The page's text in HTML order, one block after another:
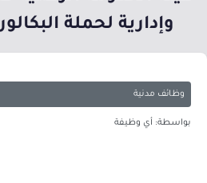
وإدارية لحملة
وظائف مدنية
بواسطة: أي وظيفة